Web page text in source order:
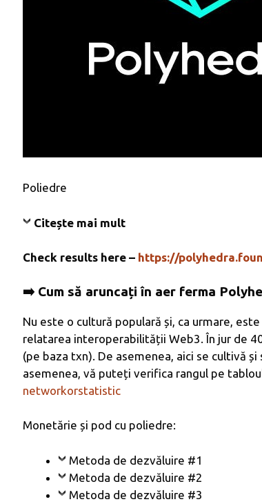
Poliedre
Citește mai mult
Check results here – https://
➡️ Cum să aruncați în aer ferma
Nu este o cultură populară și, ca urmare,
relatarea interoperabilității Web3. În jur de
(pe baza txn). De asemenea, aici se cultivă
asemenea, vă puteți verifica rangul pe
networkorstatistic
Monetărie și pod cu poliedre:
Metoda de dezvăluire #1
Metoda de dezvăluire #2
Metoda de dezvăluire #3